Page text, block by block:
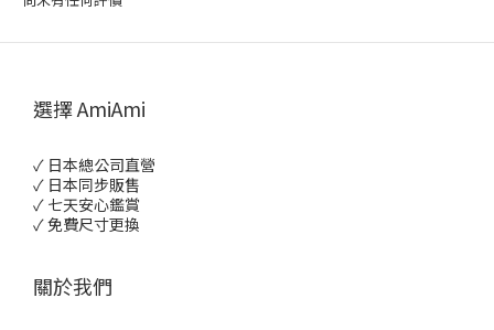
選擇 AmiAmi
✓ 日本總公司直營
✓ 日本同步販售
✓ 七天安心鑑賞
✓ 免費尺寸更換
關於我們